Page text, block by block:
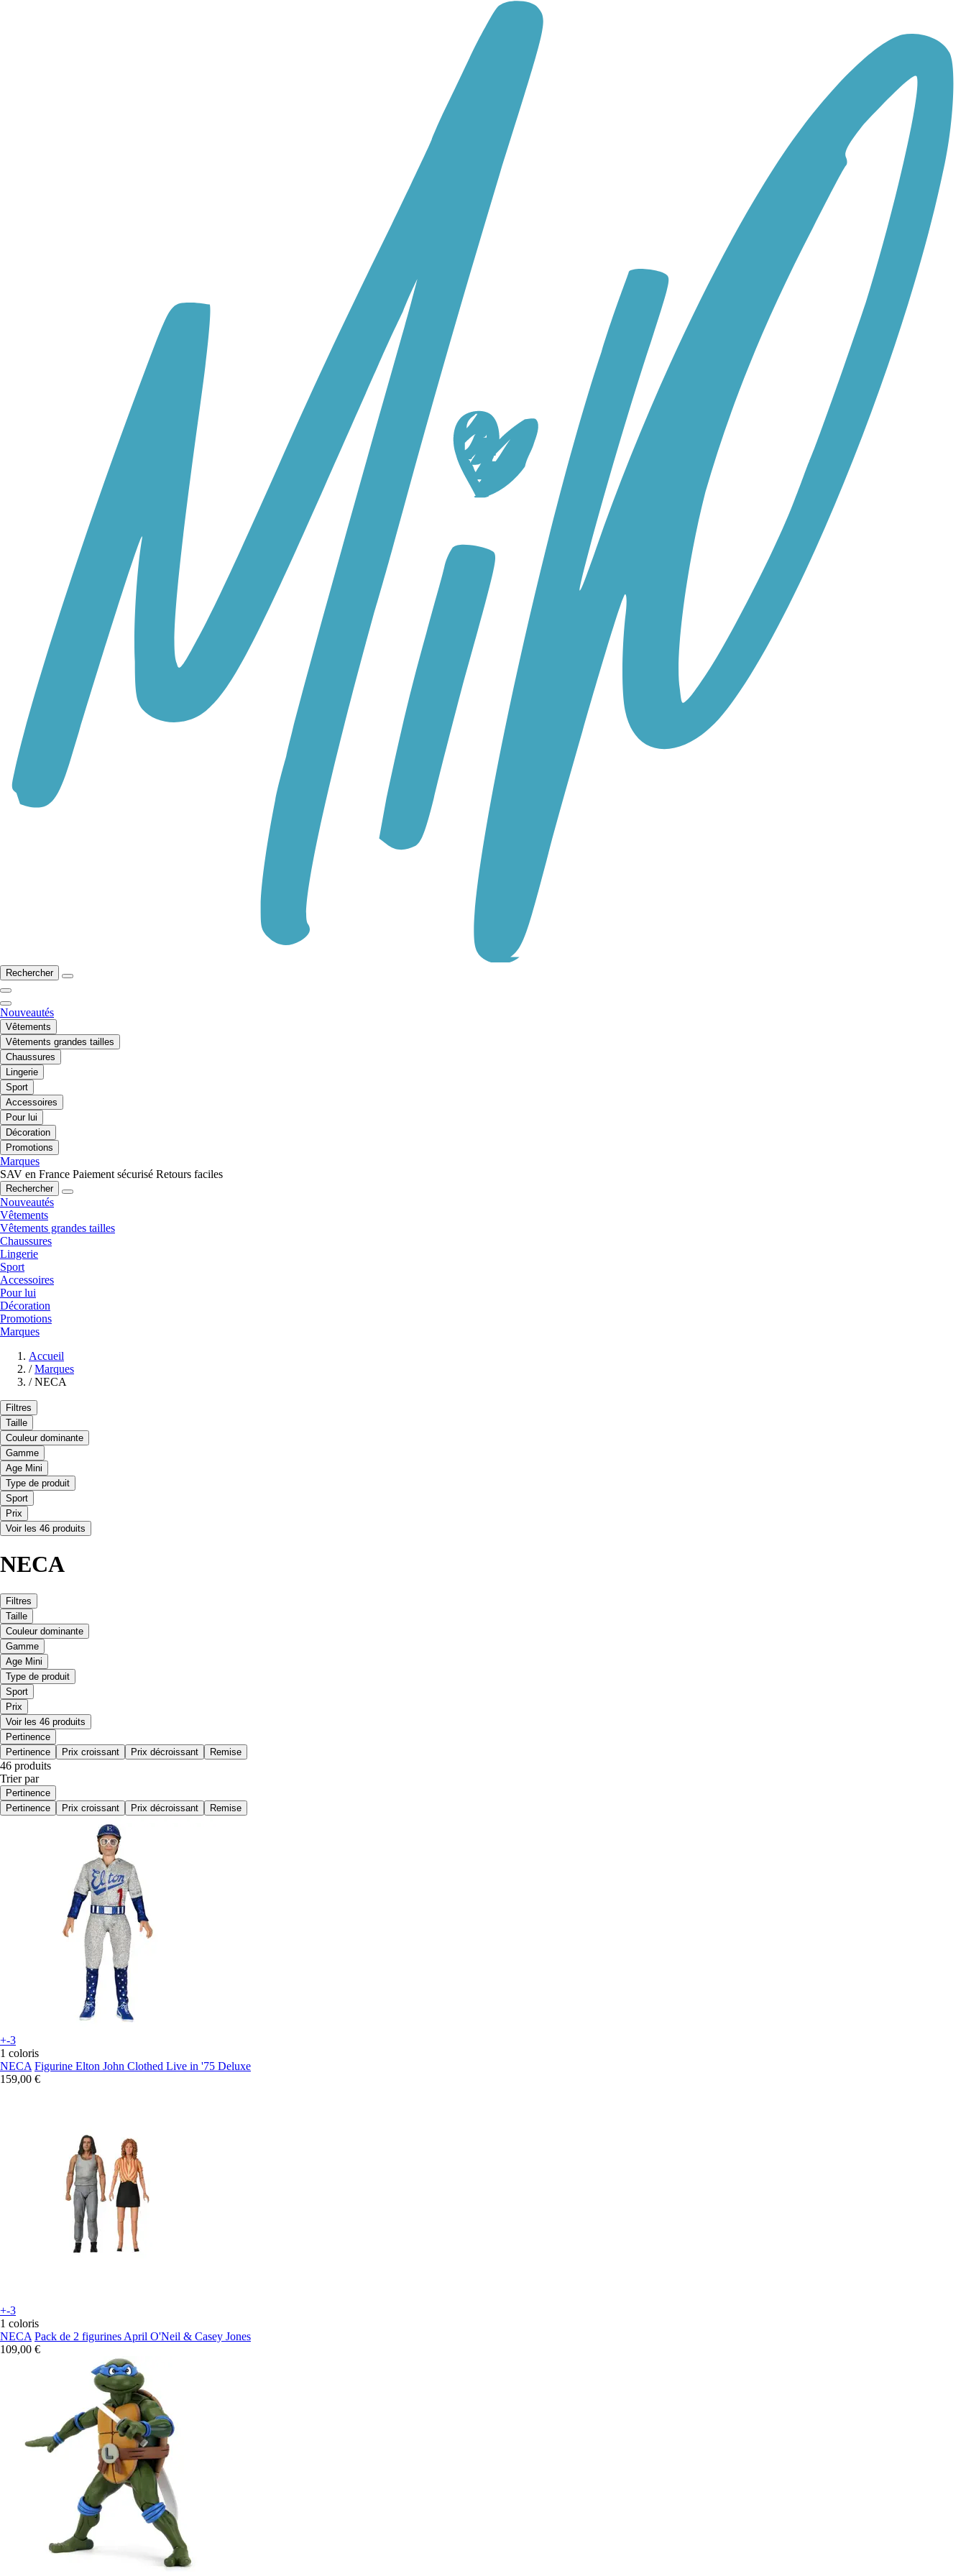
Rechercher
Nouveautés
Vêtements
Vêtements grandes tailles
Chaussures
Lingerie
Sport
Accessoires
Pour lui
Décoration
Promotions
Marques
SAV en France Paiement sécurisé Retours faciles
Rechercher
Nouveautés
Vêtements
Vêtements grandes tailles
Chaussures
Lingerie
Sport
Accessoires
Pour lui
Décoration
Promotions
Marques
Accueil
/ Marques
/ NECA
Filtres
Taille
Couleur dominante
Gamme
Age Mini
Type de produit
Sport
Prix
Voir les 46 produits
NECA
Filtres
Taille
Couleur dominante
Gamme
Age Mini
Type de produit
Sport
Prix
Voir les 46 produits
Pertinence
Pertinence
Prix croissant Prix décroissant Remise
46 produits
Trier par
Pertinence
Pertinence
Prix croissant Prix décroissant Remise
+-3
1 coloris
NECA Figurine Elton John Clothed Live in '75 Deluxe
159,00 €
+-3
1 coloris
NECA Pack de 2 figurines April O'Neil & Casey Jones
109,00 €